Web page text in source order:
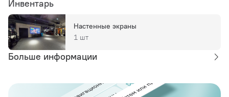
Инвентарь
Настенные экраны
1 шт
Больше информации